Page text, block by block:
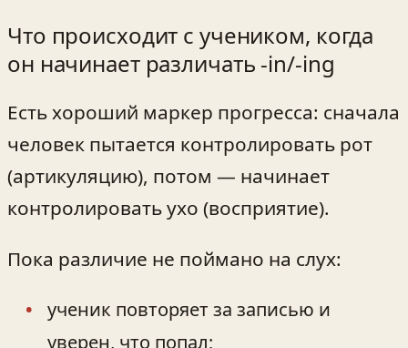
Что происходит с учеником, когда
он начинает различать -in/-ing
Есть хороший маркер прогресса: сначала
человек пытается контролировать рот
(артикуляцию), потом — начинает
контролировать ухо (восприятие).
Пока различие не поймано на слух:
ученик повторяет за записью и
уверен, что попал;